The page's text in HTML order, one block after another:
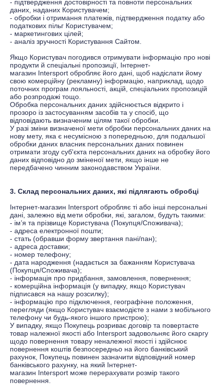
- підтвердження достовірності та повноти персональних
даних, наданих Користувачем;
- обробки і отримання платежів, підтвердження податку або
податкових пільг Користувачем;
- маркетингових цілей;
- аналіз зручності Користування Сайтом.
Якщо Користувач погодився отримувати інформацію про нові
продукти й спеціальні пропозиції, Інтернет-
магазин Іntersport обробляє його дані, щоб надіслати йому
свою комерційну (рекламну) інформацію, наприклад, щодо
поточних програм лояльності, акцій, спеціальних пропозицій
або розпродажі тощо.
Обробка персональних даних здійснюється відкрито і
прозоро із застосуванням засобів та у спосіб, що
відповідають визначеним цілям такої обробки.
У разі зміни визначеної мети обробки персональних даних на
нову мету, яка є несумісною з попередньою, для подальшої
обробки даних власник персональних даних повинен
отримати згоду суб'єкта персональних даних на обробку його
даних відповідно до зміненої мети, якщо інше не
передбачено чинним законодавством України.
3. Склад персональних даних, які підлягають обробці
Інтернет-магазин Іntersport обробляє ті або інші персональні
дані, залежно від мети обробки, які, загалом, будуть такими:
- ім’я та прізвище Користувача (Покупця/Споживача);
- адреса електронної пошти;
- стать (обравши форму звертання пані/пан);
- адреса доставки;
- номер телефону;
- дата народження (надається за бажанням Користувача
(Покупця/Споживача);
- інформація про придбання, замовлення, повернення;
- комерційна інформація (у випадку, якщо Користувач
підписався на нашу розсилку);
- інформацію про підключення, географічне положення,
перегляди (якщо Користувач взаємодієте з нами з мобільного
телефону чи будь-якого іншого пристрою);
У випадку, якщо Покупець розриває договір та повертаєте
товар належної якості або Іntersport задовольняє його скаргу
щодо повернення товару неналежної якості і здійснює
повернення коштів безпосередньо на його банківський
рахунок, Покупець повинен зазначити відповідний номер
банківського рахунку, на який Інтернет-
магазин Іntersport може перерахувати розмір такого
повернення.